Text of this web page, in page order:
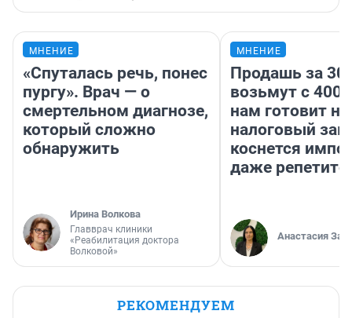
МНЕНИЕ
«Спуталась речь, понес
пургу». Врач — о
смертельном диагнозе,
который сложно
обнаружить
Ирина Волкова
Главврач клиники
«Реабилитация доктора
Волковой»
МНЕНИЕ
Продашь за
возьмут с
нам готовит
налоговый
коснется
даже
Анастасия
РЕКОМЕНДУЕМ